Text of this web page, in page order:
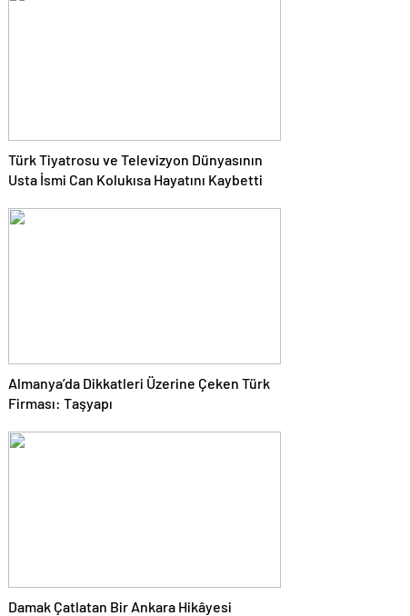
Türk Tiyatrosu ve Televizyon Dünyasının
Usta İsmi Can Kolukısa Hayatını Kaybetti
Almanya’da Dikkatleri Üzerine Çeken Türk
Firması: Taşyapı
Damak Çatlatan Bir Ankara Hikâyesi